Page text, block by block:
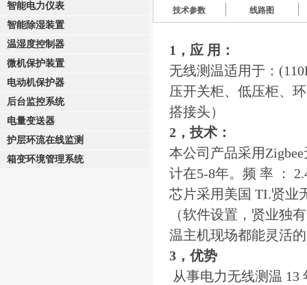
智能电力仪表
智能除湿装置
温湿度控制器
微机保护装置
电动机保护器
后台监控系统
电量变送器
护层环流在线监测
箱变环境管理系统
技术参数 线路图
1，应 用：
无线测温适用于：
压开关柜、低压柜、
搭接头）
2，技术：
本公司产品采用
计在5-8年。频 率 ：
芯片采用美国 TI.贤业
（软件设置，贤业独
温主机现场都能灵活
3，优势
从事电力无线测温 13